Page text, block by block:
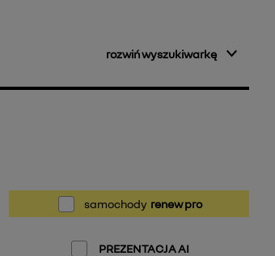
rozwiń wyszukiwarkę
samochody renew pro
PREZENTACJA AI